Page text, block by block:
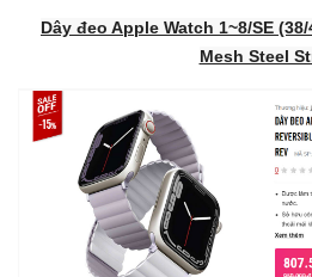
Dây đeo Apple Watch 1~8/SE
Mesh Steel